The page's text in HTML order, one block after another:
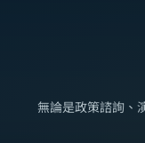
無論是政策諮詢、